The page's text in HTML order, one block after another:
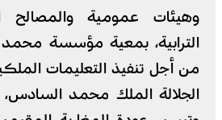
وهيئات عمومية والمصالح
الترابية، بمعية مؤسسة
من أجل تنفيذ التعليمات
الجلالة الملك محمد السادس،